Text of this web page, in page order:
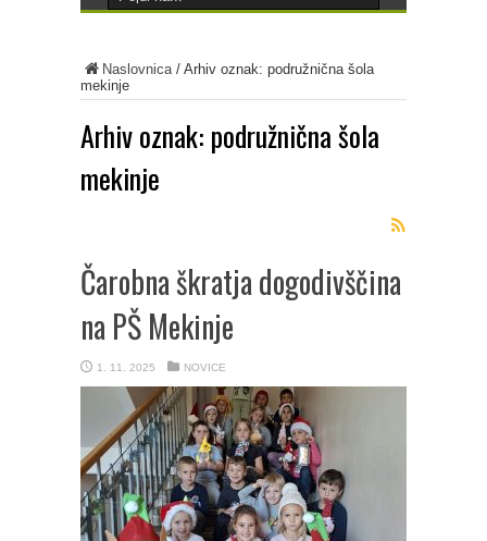
Naslovnica/ Arhiv oznak: podružnična šola
mekinje
Arhiv oznak: podružnična šola
mekinje
Čarobna škratja dogodivščina
na PŠ Mekinje
1. 11. 2025 NOVICE